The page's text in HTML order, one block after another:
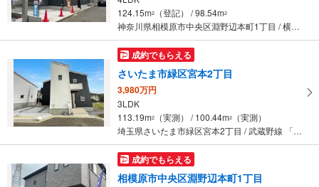
124.15m2 （登記） / 98.54m2
神奈川県相模原市中央区淵野辺本町1丁目 / 横浜線 「淵野辺」駅 徒歩23分
成約でもらえる
さいたま市緑区宮本2丁目
3,980万円
3LDK
113.19m2 （実測） / 100.44m2
（実測）
埼玉県さいたま市緑区宮本2丁目 / 武蔵野線 「東浦和」駅 徒歩47分
成約でもらえる
相模原市中央区淵野辺本町1丁目